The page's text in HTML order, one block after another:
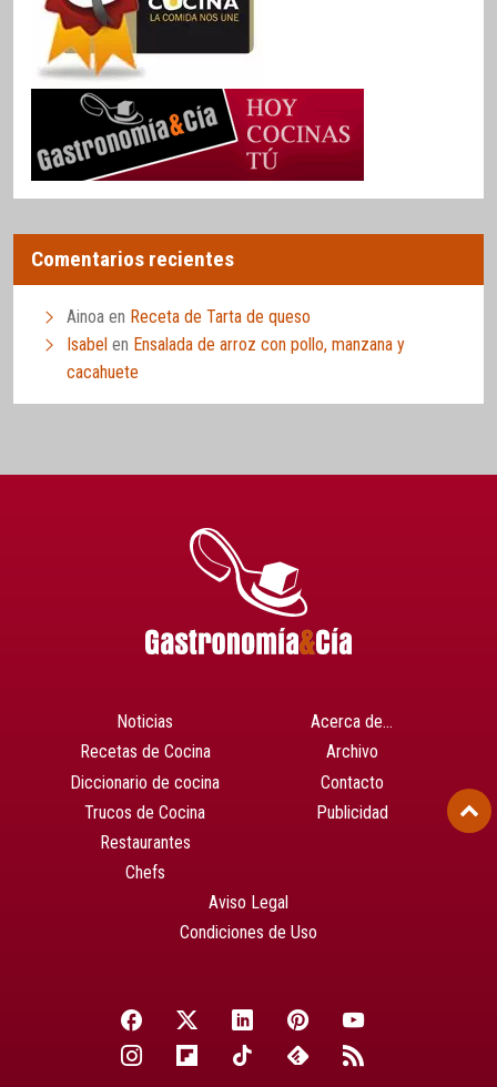
Comentarios recientes
Ainoa en Receta de Tarta de queso
Isabel en Ensalada de arroz con pollo, manzana y
cacahuete
Noticias
Recetas de Cocina
Diccionario de cocina
Trucos de Cocina
Restaurantes
Chefs
Acerca de…
Archivo
Contacto
Publicidad
Aviso Legal
Condiciones de Uso